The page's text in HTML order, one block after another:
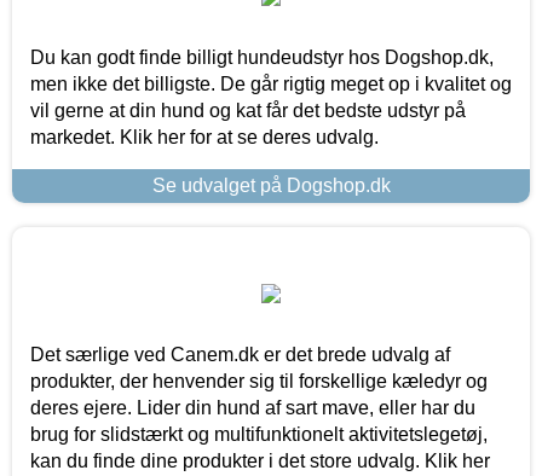
Du kan godt finde billigt hundeudstyr hos Dogshop.dk,
men ikke det billigste. De går rigtig meget op i kvalitet og
vil gerne at din hund og kat får det bedste udstyr på
markedet. Klik her for at se deres udvalg.
Se udvalget på Dogshop.dk
Det særlige ved Canem.dk er det brede udvalg af
produkter, der henvender sig til forskellige kæledyr og
deres ejere. Lider din hund af sart mave, eller har du
brug for slidstærkt og multifunktionelt aktivitetslegetøj,
kan du finde dine produkter i det store udvalg. Klik her